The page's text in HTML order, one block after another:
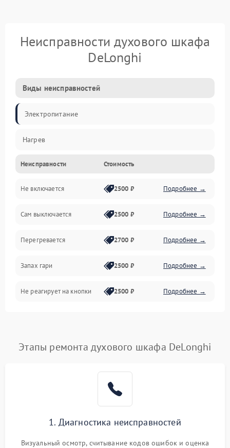
Неисправности духового шкафа
DeLonghi
Виды неисправностей
Электропитание
Нагрев
Неисправности Стоимость
Не включается 2500 ₽ Подробнее →
Сам выключается 2500 ₽ Подробнее →
Перегревается 2700 ₽ Подробнее →
Запах гари 2500 ₽ Подробнее →
Не реагирует на кнопки 2500 ₽ Подробнее →
Этапы ремонта духового шкафа DeLonghi
1. Диагностика неисправностей
Визуальный осмотр, считывание кодов ошибок и оценка